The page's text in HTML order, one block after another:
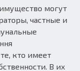
могут
частные и
те, кто имеет
В их